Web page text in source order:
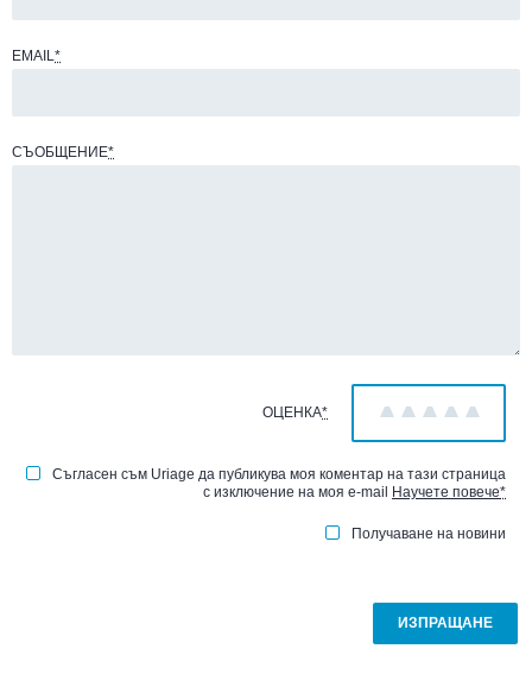
EMAIL*
СЪОБЩЕНИЕ*
ОЦЕНКА* 5
4
3
2
1
Съгласен съм Uriage да публикува моя коментар на тази страница
с изключение на моя e-mail
Научете повече*
Получаване на новини